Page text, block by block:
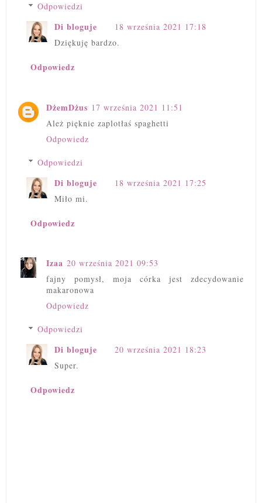
Odpowiedzi
Di bloguje
18 września 2021 17:18
Dziękuję bardzo.
Odpowiedz
DżemDżus 17 września 2021 11:51
Ależ pięknie zaplotłaś spaghetti
Odpowiedz
Odpowiedzi
Di bloguje
18 września 2021 17:25
Miło mi.
Odpowiedz
Izaa 20 września 2021 09:53
fajny pomysł, moja córka jest zdecydowanie
makaronowa
Odpowiedz
Odpowiedzi
Di bloguje
20 września 2021 18:23
Super.
Odpowiedz